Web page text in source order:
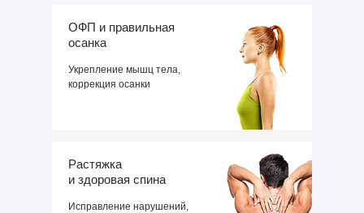
ОФП и правильная
осанка
Укрепление мышц тела,
коррекция осанки
Растяжка
и здоровая спина
Исправление нарушений,